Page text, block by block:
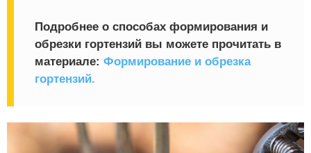
Подробнее о способах формирования и
обрезки гортензий вы можете прочитать в
материале: Формирование и обрезка
гортензий.